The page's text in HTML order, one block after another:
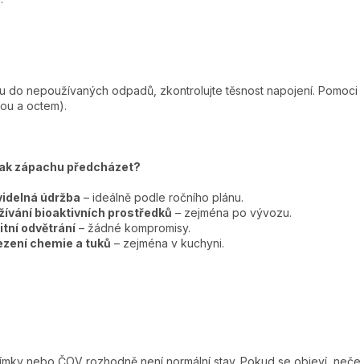
do nepoužívaných odpadů, zkontrolujte těsnost napojení.
a octem).
zápachu předcházet?
údržba – ideálně podle ročního plánu.
bioaktivních prostředků – zejména po vývozu.
odvětrání – žádné kompromisy.
chemie a tuků – zejména v kuchyni.
nebo ČOV rozhodně není normální stav. Pokud se objeví,